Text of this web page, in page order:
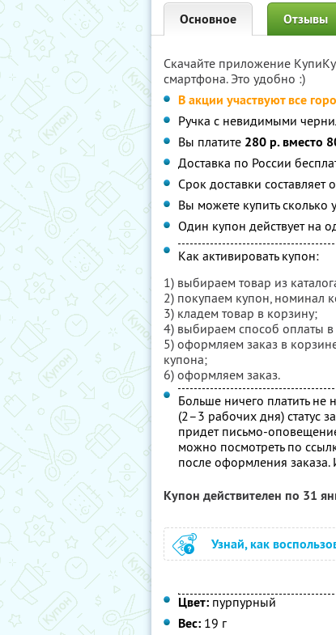
Основное Отзывы
Скачайте приложение
смартфона. Это удобно :)
В акции участвуют все
Ручка с невидимыми
Вы платите 280 р. вместо
Доставка по России
Срок доставки составляет
Вы можете купить сколько
Один купон действует на
Как активировать купон:
1) выбираем товар из
2) покупаем купон, номинал
3) кладем товар в корзину;
4) выбираем способ оплаты
5) оформляем заказ в
купона;
6) оформляем заказ.
Больше ничего платить
(2–3 рабочих дня) статус
придет письмо-
можно посмотреть по
после оформления заказа.
Купон действителен по 31
Узнай, как
Цвет: пурпурный
Вес: 19 г